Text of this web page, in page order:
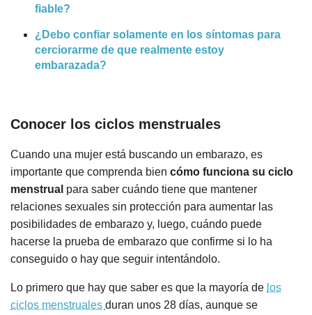
fiable?
¿Debo confiar solamente en los síntomas para
cerciorarme de que realmente estoy
embarazada?
Conocer los ciclos menstruales
Cuando una mujer está buscando un embarazo, es
importante que comprenda bien cómo funciona su ciclo
menstrual para saber cuándo tiene que mantener
relaciones sexuales sin protección para aumentar las
posibilidades de embarazo y, luego, cuándo puede
hacerse la prueba de embarazo que confirme si lo ha
conseguido o hay que seguir intentándolo.
Lo primero que hay que saber es que la mayoría de los
ciclos menstruales duran unos 28 días, aunque se